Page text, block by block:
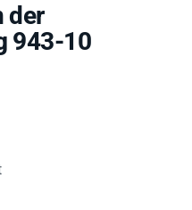
der
943-10